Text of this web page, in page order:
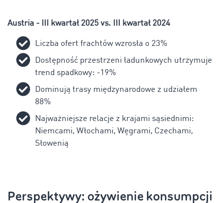
Austria - III kwartał 2025 vs. III kwartał 2024
Liczba ofert frachtów wzrosła o 23%
Dostępność przestrzeni ładunkowych utrzymuje
trend spadkowy: -19%
Dominują trasy międzynarodowe z udziałem
88%
Najważniejsze relacje z krajami sąsiednimi:
Niemcami, Włochami, Węgrami, Czechami,
Słowenią
Perspektywy: ożywienie konsumpcji